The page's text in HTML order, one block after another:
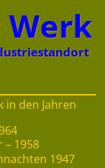
in den Jahren
– 1958
1947